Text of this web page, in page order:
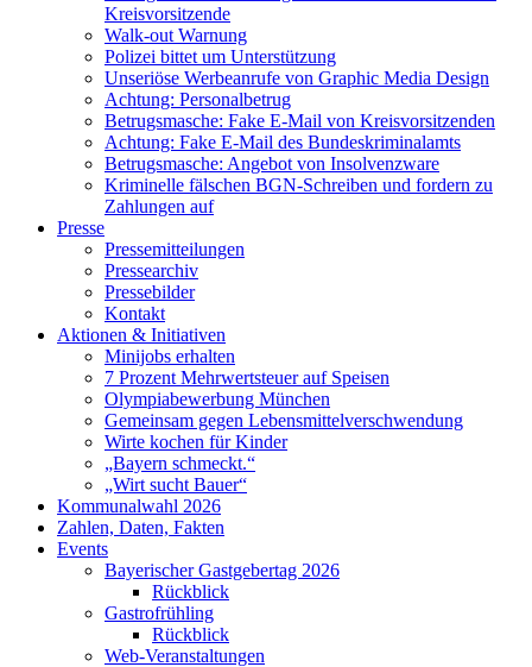
Kreisvorsitzende
Walk-out Warnung
Polizei bittet um Unterstützung
Unseriöse Werbeanrufe von Graphic Media Design
Achtung: Personalbetrug
Betrugsmasche: Fake E-Mail von Kreisvorsitzenden
Achtung: Fake E-Mail des Bundeskriminalamts
Betrugsmasche: Angebot von Insolvenzware
Kriminelle fälschen BGN-Schreiben und fordern zu
Zahlungen auf
Presse
Pressemitteilungen
Pressearchiv
Pressebilder
Kontakt
Aktionen & Initiativen
Minijobs erhalten
7 Prozent Mehrwertsteuer auf Speisen
Olympiabewerbung München
Gemeinsam gegen Lebensmittelverschwendung
Wirte kochen für Kinder
„Bayern schmeckt.“
„Wirt sucht Bauer“
Kommunalwahl 2026
Zahlen, Daten, Fakten
Events
Bayerischer Gastgebertag 2026
Rückblick
Gastrofrühling
Rückblick
Web-Veranstaltungen